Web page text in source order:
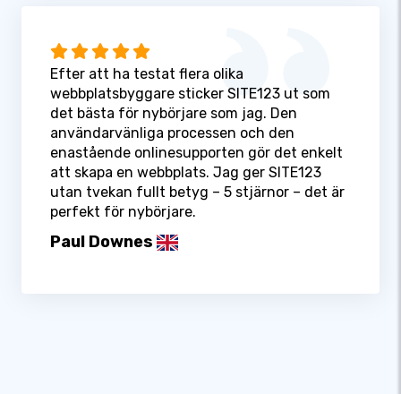
Efter att ha testat flera olika
webbplatsbyggare sticker SITE123 ut som
det bästa för nybörjare som jag. Den
användarvänliga processen och den
enastående onlinesupporten gör det enkelt
att skapa en webbplats. Jag ger SITE123
utan tvekan fullt betyg – 5 stjärnor – det är
perfekt för nybörjare.
Paul Downes